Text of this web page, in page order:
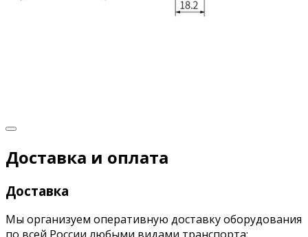
Доставка и оплата
Доставка
Мы организуем оперативную доставку оборудования